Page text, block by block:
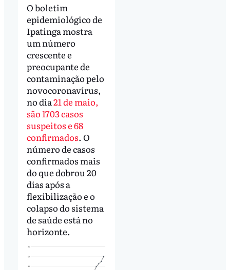
O boletim
epidemiológico de
Ipatinga mostra
um número
crescente e
preocupante de
contaminação pelo
novocoronavírus,
no dia21 de maio,
são 1703 casos
suspeitos e 68
confirmados. O
número de casos
confirmados mais
do que dobrou 20
dias após a
flexibilização e o
colapso do sistema
de saúde está no
horizonte.